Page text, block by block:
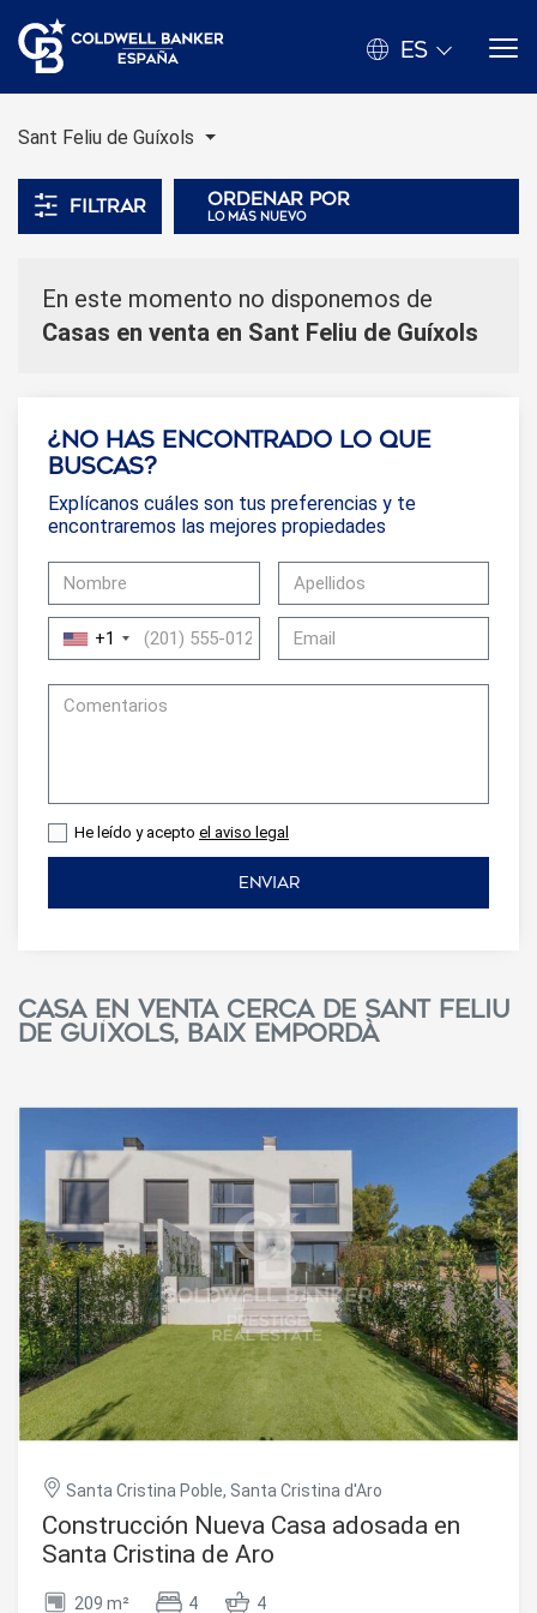
ES
Sant Feliu de Guíxols
Filtrar Ordenar por
lo más nuevo
En este momento no disponemos de
Casas en venta en Sant Feliu de Guíxols
¿No has encontrado lo que
buscas?
Explícanos cuáles son tus preferencias y te
encontraremos las mejores propiedades
+1
He leído y acepto el aviso legal
ENVIAR
Casa en venta cerca de Sant Feliu
de Guíxols, Baix Empordà
Santa Cristina Poble, Santa Cristina d'Aro
Construcción Nueva Casa adosada en
Santa Cristina de Aro
209 m² 4 4
Modificar cookies